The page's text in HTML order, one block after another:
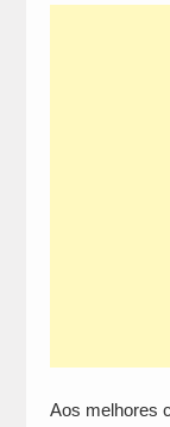
Aos melhores